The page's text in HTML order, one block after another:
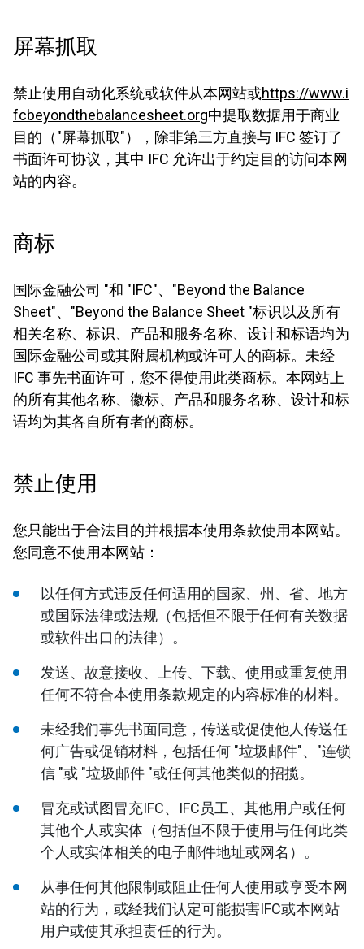
屏幕抓取
禁止使用自动化系统或软件从本网站或https://www.i
fcbeyondthebalancesheet.org中提取数据用于商业
目的（"屏幕抓取"），除非第三方直接与 IFC 签订了
书面许可协议，其中 IFC 允许出于约定目的访问本网
站的内容。
商标
国际金融公司 "和 "IFC"、"Beyond the Balance
Sheet"、"Beyond the Balance Sheet "标识以及所有
相关名称、标识、产品和服务名称、设计和标语均为
国际金融公司或其附属机构或许可人的商标。未经
IFC 事先书面许可，您不得使用此类商标。本网站上
的所有其他名称、徽标、产品和服务名称、设计和标
语均为其各自所有者的商标。
禁止使用
您只能出于合法目的并根据本使用条款使用本网站。
您同意不使用本网站：
以任何方式违反任何适用的国家、州、省、地方
或国际法律或法规（包括但不限于任何有关数据
或软件出口的法律）。
发送、故意接收、上传、下载、使用或重复使用
任何不符合本使用条款规定的内容标准的材料。
未经我们事先书面同意，传送或促使他人传送任
何广告或促销材料，包括任何 "垃圾邮件"、"连锁
信 "或 "垃圾邮件 "或任何其他类似的招揽。
冒充或试图冒充IFC、IFC员工、其他用户或任何
其他个人或实体（包括但不限于使用与任何此类
个人或实体相关的电子邮件地址或网名）。
从事任何其他限制或阻止任何人使用或享受本网
站的行为，或经我们认定可能损害IFC或本网站
用户或使其承担责任的行为。